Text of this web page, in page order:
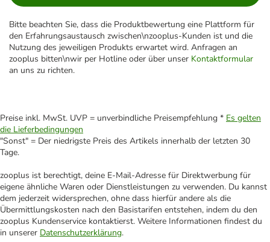
Bitte beachten Sie, dass die Produktbewertung eine Plattform für
den Erfahrungsaustausch zwischen\nzooplus-Kunden ist und die
Nutzung des jeweiligen Produkts erwartet wird. Anfragen an
zooplus bitten\nwir per Hotline oder über unser Kontaktformular
an uns zu richten.
Preise inkl. MwSt. UVP = unverbindliche Preisempfehlung * Es gelten
die Lieferbedingungen
"Sonst" = Der niedrigste Preis des Artikels innerhalb der letzten 30
Tage.
zooplus ist berechtigt, deine E-Mail-Adresse für Direktwerbung für
eigene ähnliche Waren oder Dienstleistungen zu verwenden. Du kannst
dem jederzeit widersprechen, ohne dass hierfür andere als die
Übermittlungskosten nach den Basistarifen entstehen, indem du den
zooplus Kundenservice kontaktierst. Weitere Informationen findest du
in unserer Datenschutzerklärung.